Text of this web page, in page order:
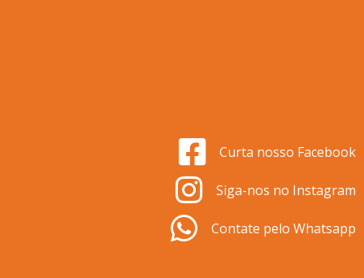
Curta nosso Facebook
Siga-nos no Instagram
Contate pelo Whatsapp